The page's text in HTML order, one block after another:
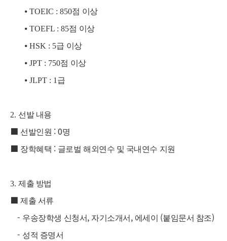
⦁TOEIC : 850점 이상
⦁TOEFL : 85점 이상
⦁HSK : 5급 이상
⦁JPT : 750점 이상
⦁JLPT : 1 급
2. 선발 내용
■ 선발인원 : 0명
■ 장학혜택 : 글로벌 해외연수 및 국내연수 지원
3. 제출 방법
■ 제출 서류
- 우송장학생 신청서, 자기소개서 , 에세이 (붙임문서 참조)
- 성적 증명서